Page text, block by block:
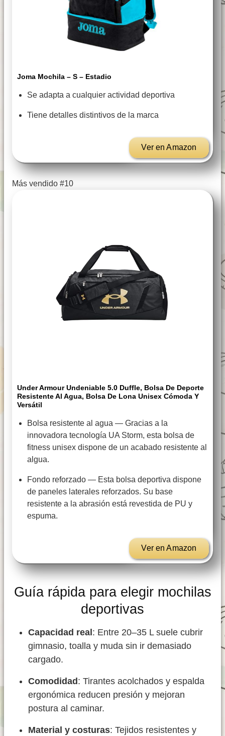
Joma Mochila – S – Estadio
Se adapta a cualquier actividad deportiva
Tiene detalles distintivos de la marca
Ver en Amazon
Más vendido #10
Under Armour Undeniable 5.0 Duffle, Bolsa De Deporte
Resistente Al Agua, Bolsa De Lona Unisex Cómoda Y
Versátil
Bolsa resistente al agua — Gracias a la
innovadora tecnología UA Storm, esta bolsa de
fitness unisex dispone de un acabado resistente al
algua.
Fondo reforzado — Esta bolsa deportiva dispone
de paneles laterales reforzados. Su base
resistente a la abrasión está revestida de PU y
espuma.
Ver en Amazon
Guía rápida para elegir mochilas
deportivas
Capacidad real : Entre 20–35 L suele cubrir
gimnasio, toalla y muda sin ir demasiado
cargado.
Comodidad : Tirantes acolchados y espalda
ergonómica reducen presión y mejoran
postura al caminar.
Material y costuras: Tejidos resistentes y